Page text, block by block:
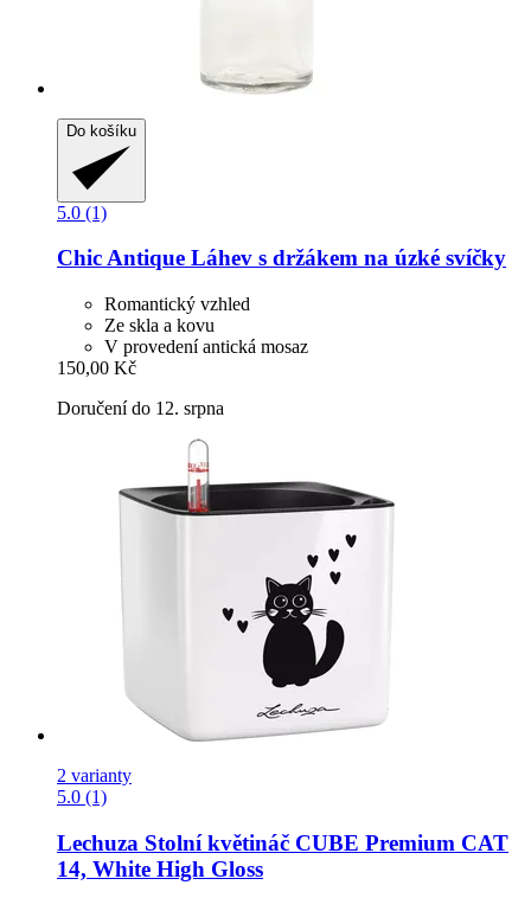
Do košíku
5.0 (1)
Chic Antique Láhev s držákem na úzké svíčky
Romantický vzhled
Ze skla a kovu
V provedení antická mosaz
150,00 Kč
Doručení do 12. srpna
2 varianty
5.0 (1)
Lechuza Stolní květináč CUBE Premium CAT
14, White High Gloss